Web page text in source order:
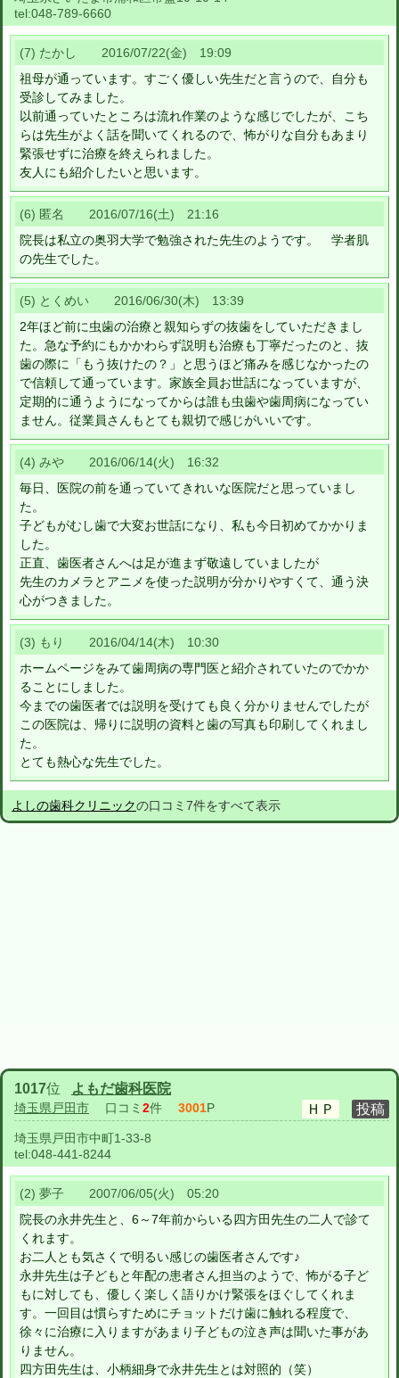
tel:048-789-6660
(7) たかし 2016/07/22(金) 19:09
祖母が通っています。すごく優しい先生だと言うので、自分も
受診してみました。
以前通っていたところは流れ作業のような感じでしたが、こち
らは先生がよく話を聞いてくれるので、怖がりな自分もあまり
緊張せずに治療を終えられました。
友人にも紹介したいと思います。
(6) 匿名 2016/07/16(土) 21:16
院長は私立の奥羽大学で勉強された先生のようです。 学者肌
の先生でした。
(5) とくめい 2016/06/30(木) 13:39
2年ほど前に虫歯の治療と親知らずの抜歯をしていただきまし
た。急な予約にもかかわらず説明も治療も丁寧だったのと、抜
歯の際に「もう抜けたの？」と思うほど痛みを感じなかったの
で信頼して通っています。家族全員お世話になっていますが、
定期的に通うようになってからは誰も虫歯や歯周病になってい
ません。従業員さんもとても親切で感じがいいです。
(4) みや 2016/06/14(火) 16:32
毎日、医院の前を通っていてきれいな医院だと思っていまし
た。
子どもがむし歯で大変お世話になり、私も今日初めてかかりま
した。
正直、歯医者さんへは足が進まず敬遠していましたが
先生のカメラとアニメを使った説明が分かりやすくて、通う決
心がつきました。
(3) もり 2016/04/14(木) 10:30
ホームページをみて歯周病の専門医と紹介されていたのでかか
ることにしました。
今までの歯医者では説明を受けても良く分かりませんでしたが
この医院は、帰りに説明の資料と歯の写真も印刷してくれまし
た。
とても熱心な先生でした。
よしの歯科クリニックの口コミ7件をすべて表示
1017位 よもだ歯科医院
埼玉県戸田市 口コミ 2件 3001P
埼玉県戸田市中町1-33-8
tel:048-441-8244
(2) 夢子 2007/06/05(火) 05:20
院長の永井先生と、6～7年前からいる四方田先生の二人で診て
くれます。
お二人とも気さくで明るい感じの歯医者さんです♪
永井先生は子どもと年配の患者さん担当のようで、怖がる子ど
もに対しても、優しく楽しく語りかけ緊張をほぐしてくれま
す。一回目は慣らすためにチョットだけ歯に触れる程度で、
徐々に治療に入りますがあまり子どもの泣き声は聞いた事があ
りません。
四方田先生は、小柄細身で永井先生とは対照的（笑）